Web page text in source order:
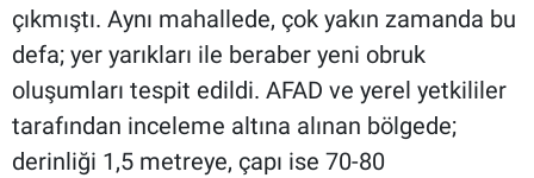
çıkmıştı. Aynı mahallede, çok yakın zamanda bu
defa; yer yarıkları ile beraber yeni obruk
oluşumları tespit edildi. AFAD ve yerel yetkililer
tarafından inceleme altına alınan bölgede;
derinliği 1,5 metreye, çapı ise 70-80